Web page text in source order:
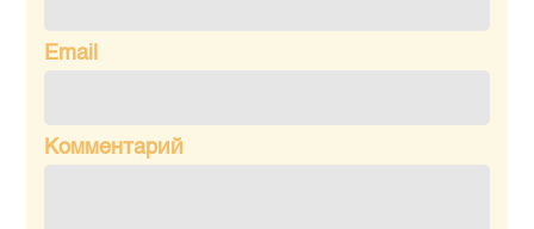
Email
Комментарий